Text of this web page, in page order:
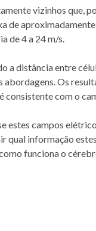
vizinhos que,
de
de 4 a 24 m/s.
a distância entre
Os
consistente com o
estes campos
qual informação
funciona o